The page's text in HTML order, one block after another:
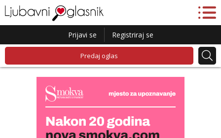
Prijavi se Registriraj se
Predaj oglas